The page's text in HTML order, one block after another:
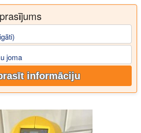
joma
informāciju